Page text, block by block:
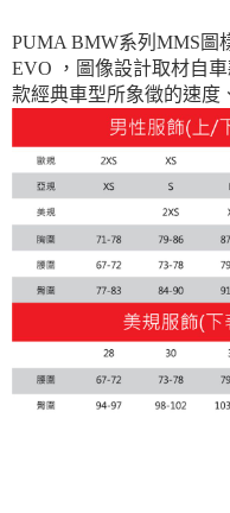
每筆NT$150，滿
宅配貨到付款(離島恕不配送)
每筆NT$180
PUMA BMW系列MMS圖
EVO ，圖像設計取材自
款經典車型所象徵的速度